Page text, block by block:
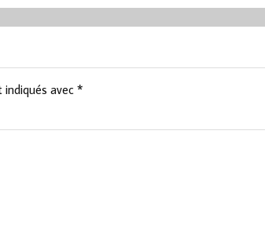
avec *